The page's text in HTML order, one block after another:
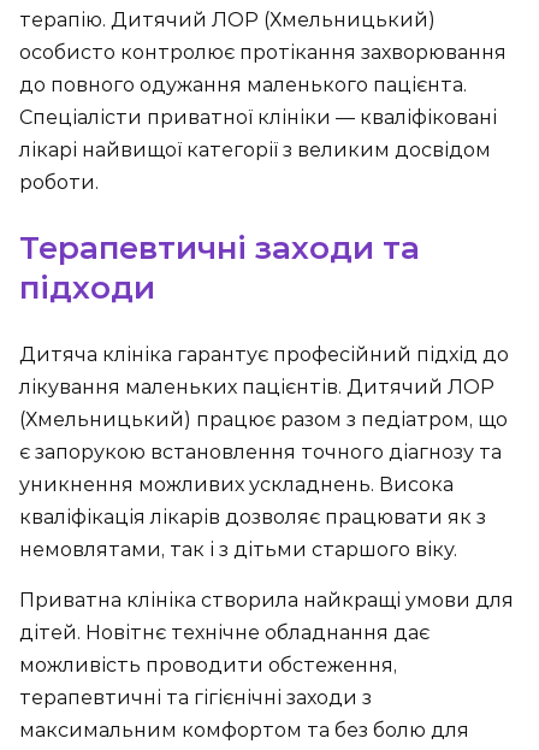
терапію. Дитячий ЛОР (Хмельницький)
особисто контролює протікання захворювання
до повного одужання маленького пацієнта.
Спеціалісти приватної клініки — кваліфіковані
лікарі найвищої категорії з великим досвідом
роботи.
Терапевтичні заходи та
підходи
Дитяча клініка гарантує професійний підхід до
лікування маленьких пацієнтів. Дитячий ЛОР
(Хмельницький) працює разом з педіатром, що
є запорукою встановлення точного діагнозу та
уникнення можливих ускладнень. Висока
кваліфікація лікарів дозволяє працювати як з
немовлятами, так і з дітьми старшого віку.
Приватна клініка створила найкращі умови для
дітей. Новітнє технічне обладнання дає
можливість проводити обстеження,
терапевтичні та гігієнічні заходи з
максимальним комфортом та без болю для